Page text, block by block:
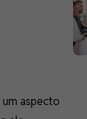
aspecto